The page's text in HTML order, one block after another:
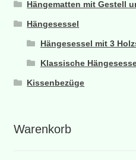
Hängematten mit Gestell
Hängesessel
Hängesessel mit 3
Klassische
Kissenbezüge
Warenkorb